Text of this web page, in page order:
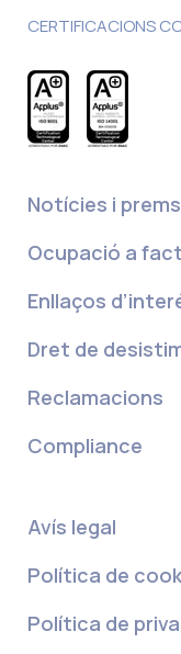
CERTIFICACIONS
Notícies i
Ocupació a
Enllaços
Dret de
Reclamacions
Compliance
Avís legal
Política de
Política de